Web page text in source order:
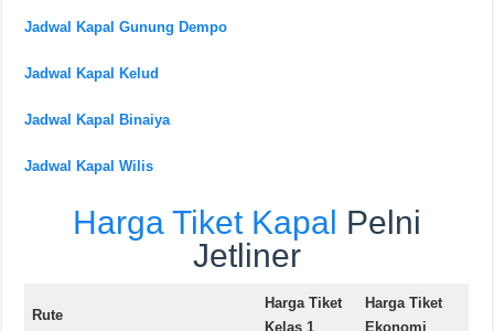
Jadwal Kapal Gunung Dempo
Jadwal Kapal Kelud
Jadwal Kapal Binaiya
Jadwal Kapal Wilis
Harga Tiket Kapal Pelni
Jetliner
Rute
Harga Tiket
Kelas 1
Harga Tiket
Ekonomi